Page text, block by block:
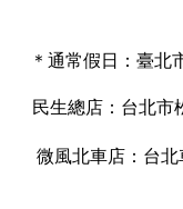
＊通常假日：臺北
民生總店：台北
微風北車店：台